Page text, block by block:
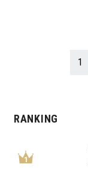
1
RANKING
1